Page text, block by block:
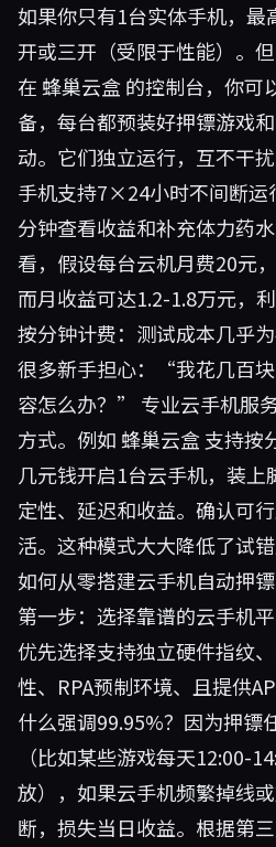
如果你只有1台实体手机，最
开或三开（受限于性能）。
在 蜂巢云盒的控制台，你可
备，每台都预装好押镖游戏
动。它们独立运行，互不干
手机支持7×24小时不间断运
分钟查看收益和补充体力药
看，假设每台云机月费20元
而月收益可达1.2-1.8万元，
按分钟计费：测试成本几乎
很多新手担心：“我花几百
容怎么办？” 专业云手机服
方式。例如 蜂巢云盒支持按
几元钱开启1台云手机，装
定性、延迟和收益。确认可
活。这种模式大大降低了试错
如何从零搭建云手机自动押镖
第一步：选择靠谱的云手机
优先选择支持独立硬件指纹
性、RPA预制环境、且提供
什么强调99.95%？因为押镖
（比如某些游戏每天12:00-
放），如果云手机频繁掉线
断，损失当日收益。根据第